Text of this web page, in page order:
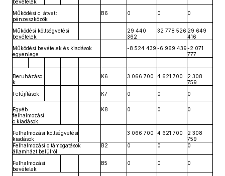
bevételek
Működési c. átvett
pénzeszközök
B6 0 0 0
Működési költségvetési
bevételek
29 440
362
32 778 526 29 649
416
Működési bevételek és kiadások
egyenlege
-8 524 439 -6 969 439-2 071
777
Beruházáso
k
K6 3 066 700 4 621 700
2 308
759
Felújítások
K7 0 0 0
Egyéb
felhalmozási
c.kiadások
K8 0 0 0
Felhalmozási költségvetési
kiadások
3 066 700 4 621 700
2 308
759
Felhalmozási c.támogatások
államházt.belülről
B2 0 0 0
Felhalmozási
bevételek
B5 0 0 0